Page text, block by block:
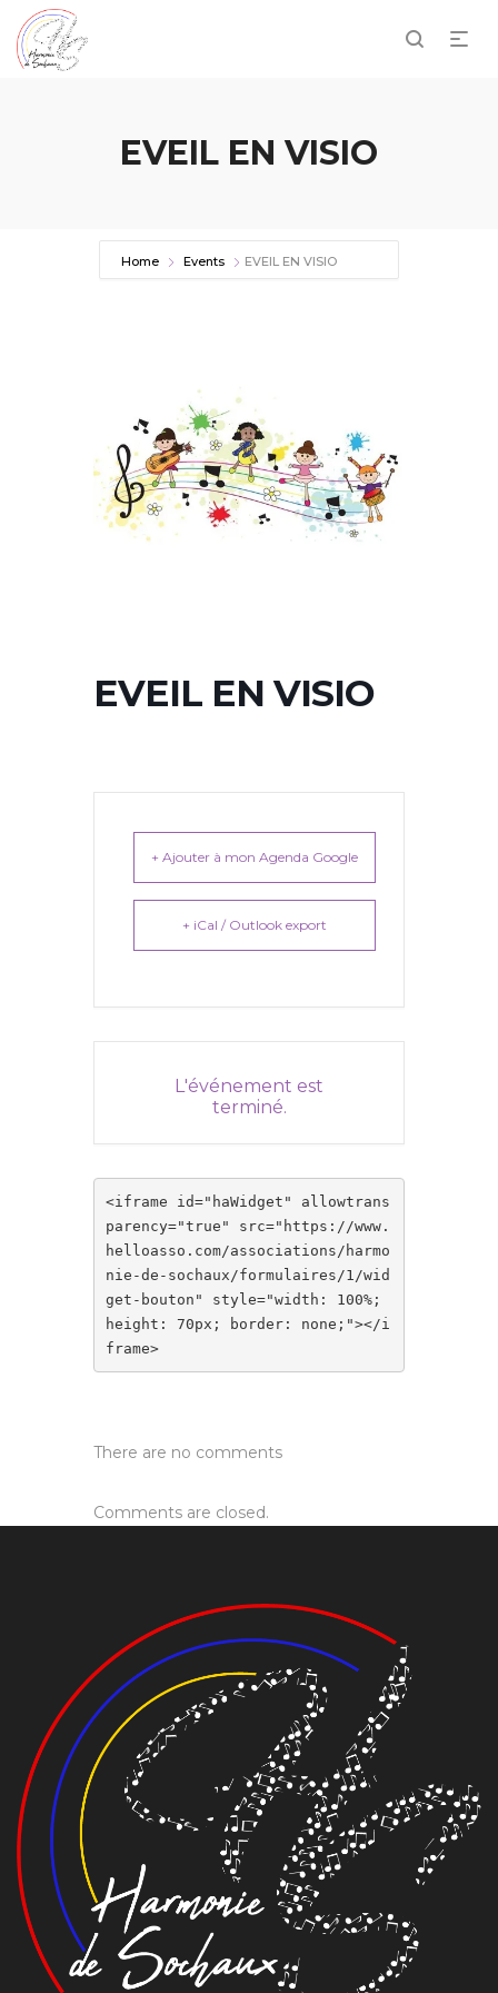
EVEIL EN VISIO
Home Events EVEIL EN VISIO
EVEIL EN VISIO
+ Ajouter à mon Agenda Google
+ iCal / Outlook export
L'événement est
terminé.
<iframe id="haWidget" allowtrans
parency="true" src="https://www.
helloasso.com/associations/harmo
nie-de-sochaux/formulaires/1/wid
get-bouton" style="width: 100%;
height: 70px; border: none;"></i
frame>
There are no comments
Comments are closed.